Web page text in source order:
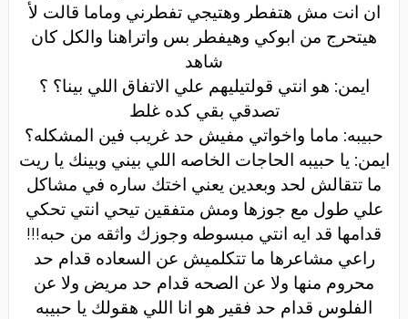
ان انت مش هتفطر وهتيجي تفطرني وماما قالت لأ
هيتحرج من ابوكي وهيفطر بس واتراهنا والكل كان
شاهد
ايمن: هو انتي قولتيليهم علي الاتفاق اللي بينا؟ ؟
تصدقي بقي كده غلط
حبيبه: ماما واخواتي مفيش حد غريب فين المشكله؟
ايمن: يا حبيبه الحاجات الخاصه اللي بيني وبينك يا ريت
ما تتقالش لحد وبعدين يعني اختك ساره في مشاكل
علي طول مع جوزها ومش متفقين تيحي انتي تحكي
قدامها قد ايه انتي مبسوطه وجوزك واثقه من حبه!!!
راعي مشاعرها ما تتكلميش عن السعاده قدام حد
محروم منها ولا عن الصحه قدام حد مريض ولا عن
الفلوس قدام حد فقير هو انا اللي هقولك يا حبيبه